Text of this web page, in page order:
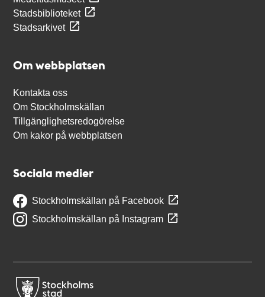
Stadsbiblioteket
Stadsarkivet
Om webbplatsen
Kontakta oss
Om Stockholmskällan
Tillgänglighetsredogörelse
Om kakor på webbplatsen
Sociala medier
Stockholmskällan på Facebook
Stockholmskällan på Instagram